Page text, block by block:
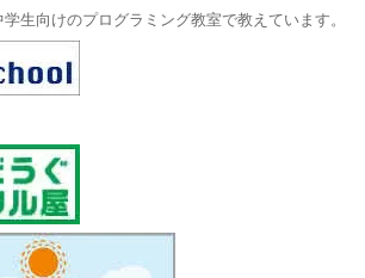
学生向けのプログラミング教室で教えています。